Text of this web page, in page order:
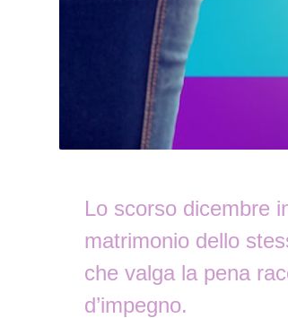
Lo scorso dicembre
matrimonio dello
che valga la pena
d’impegno.